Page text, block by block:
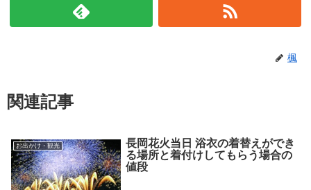
楓
関連記事
お出かけ・観光
長岡花火当日 浴衣の着替えができ
る場所と着付けしてもらう場合の
値段